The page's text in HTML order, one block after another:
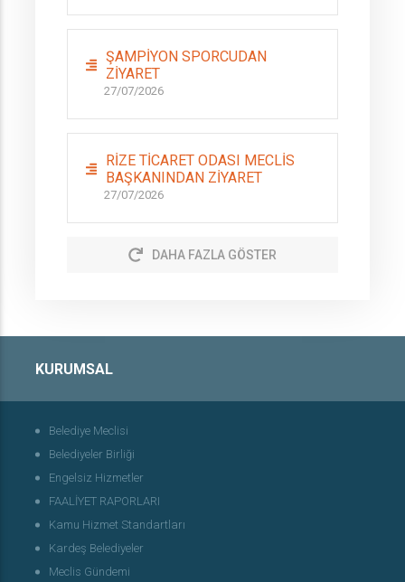
ŞAMPİYON SPORCUDAN
ZİYARET
27/07/2026
RİZE TİCARET ODASI MECLİS
BAŞKANINDAN ZİYARET
27/07/2026
DAHA FAZLA GÖSTER
KURUMSAL
Belediye Meclisi
Belediyeler Birliği
Engelsiz Hizmetler
FAALİYET RAPORLARI
Kamu Hizmet Standartları
Kardeş Belediyeler
Meclis Gündemi